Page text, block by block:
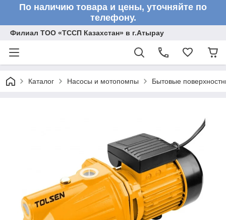
По наличию товара и цены, уточняйте по
телефону.
Филиал ТОО «ТССП Казахстан» в г.Атырау
Каталог Насосы и мотопомпы Бытовые